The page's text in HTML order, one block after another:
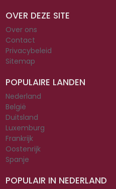
OVER DEZE SITE
Over ons
Contact
Privacybeleid
Sitemap
POPULAIRE LANDEN
Nederland
België
Duitsland
Luxemburg
Frankrijk
Oostenrijk
Spanje
POPULAIR IN NEDERLAND